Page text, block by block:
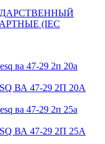
(IEC
ВА 47-29 2П 20А
ВА 47-29 2П 25А